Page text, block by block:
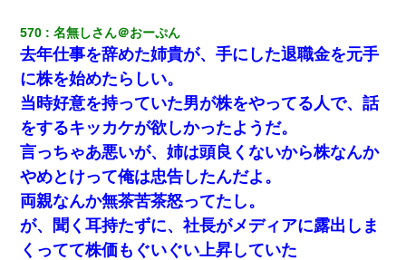
570 名無しさん＠おーぷん
去年仕事を辞めた姉貴が、手にした退職金を元手
に株を始めたらしい。
当時好意を持っていた男が株をやってる人で、話
をするキッカケが欲しかったようだ。
言っちゃあ悪いが、姉は頭良くないから株なんか
やめとけって俺は忠告したんだよ。
両親なんか無茶苦茶怒ってたし。
が、聞く耳持たずに、社長がメディアに露出しま
くってて株価もぐいぐい上昇していた